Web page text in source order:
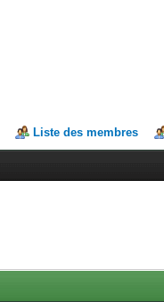
Liste des membres